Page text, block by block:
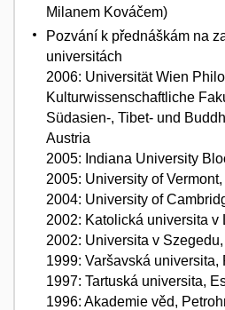
Milanem Kováčem)
Pozvání k přednáškám na
universitách
2006: Universität Wien
Kulturwissenschaftliche
Südasien-, Tibet- und
Austria
2005: Indiana University
2005: University of
2004: University of
2002: Katolická universita v
2002: Universita v
1999: Varšavská universita,
1997: Tartuská universita,
1996: Akademie věd,